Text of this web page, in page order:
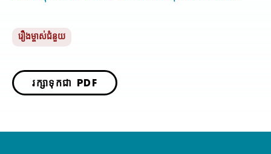
រឿងម្ចាស់ជំនួយ
រក្សាទុកជា PDF